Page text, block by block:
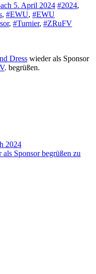
5. April 2024 #2024,
, #EWU, #EWU
, #Turnier, #ZRuFV
Dress wieder als Sponsor
. begrüßen.
2024
Sponsor begrüßen zu